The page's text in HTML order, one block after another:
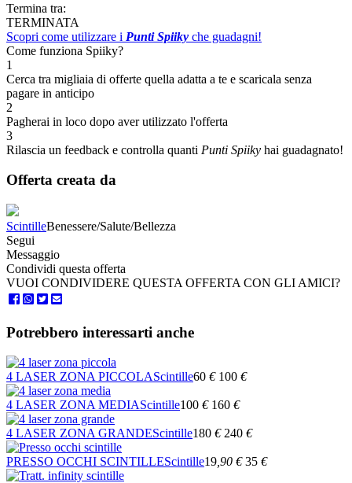
Termina tra:
TERMINATA
Scopri come utilizzare i Punti Spiiky che guadagni!
Come funziona Spiiky?
1
Cerca tra migliaia di offerte quella adatta a te e scaricala senza
pagare in anticipo
2
Pagherai in loco dopo aver utilizzato l'offerta
3
Rilascia un feedback e controlla quanti Punti Spiiky hai guadagnato!
Offerta creata da
ScintilleBenessere/Salute/Bellezza
Segui
Messaggio
Condividi questa offerta
VUOI CONDIVIDERE QUESTA OFFERTA CON GLI AMICI?
Potrebbero interessarti anche
4 LASER ZONA PICCOLAScintille60 € 100 €
4 LASER ZONA MEDIAScintille100 € 160 €
4 LASER ZONA GRANDEScintille180 € 240 €
PRESSO OCCHI SCINTILLEScintille19,90 € 35 €